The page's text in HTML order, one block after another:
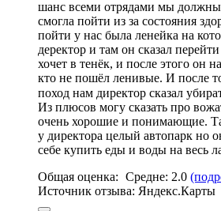
шанс всеми отрядами мы
смогла пойти из за состояния
пойти у нас была ленейка на
деректор и там он сказал
хочет в тенёк, и после этого он
кто не пошёл ленивые. И после
поход нам директор сказал
Из плюсов могу сказать про
очень хорошие и понимающие.
у директора целый автопарк но
себе купить еды и воды на весь
Общая оценка: Средне: 2.0
Источник отзыва: Яндекс.Карты